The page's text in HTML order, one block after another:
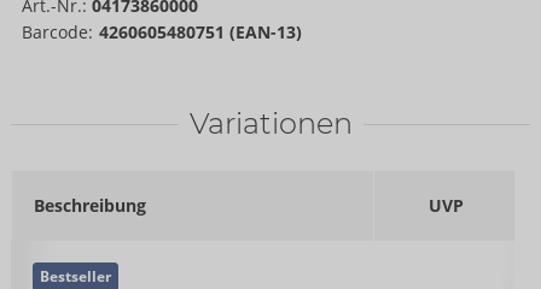
Art.-Nr.: 04173860000
Barcode: 4260605480751 (EAN-13)
Variationen
Beschreibung UVP
Bestseller